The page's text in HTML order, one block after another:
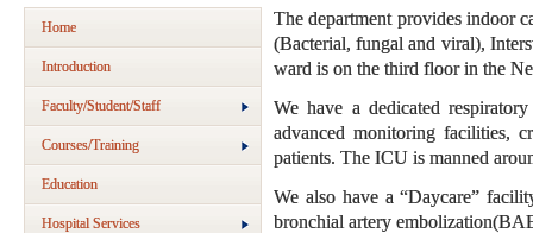
Home
Introduction
Faculty/Student/Staff
Courses/Training
Education
Hospital Services
The department provides indoor
(Bacterial, fungal and viral),
ward is on the third floor in the
We have a dedicated
advanced monitoring facilities,
patients. The ICU is manned
We also have a “Daycare”
bronchial artery